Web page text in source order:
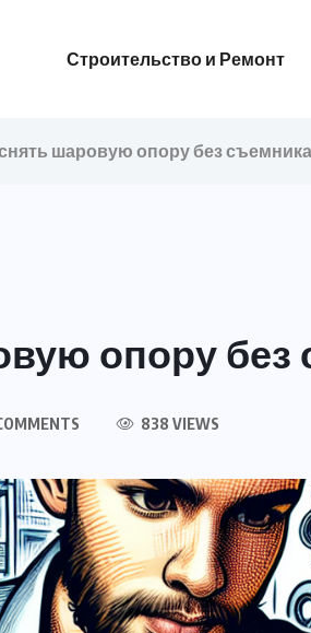
Строительство и Ремонт
шаровую опору без
опору без
838 VIEWS